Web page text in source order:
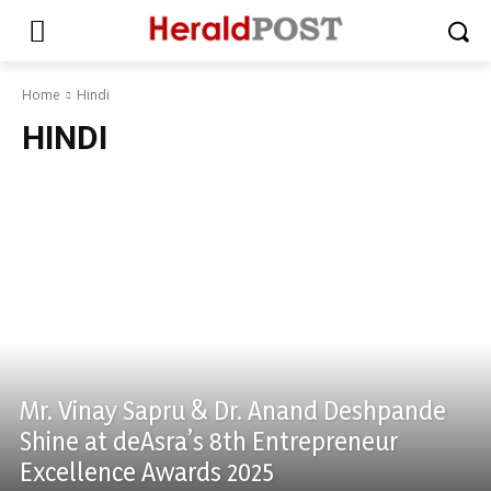
Home Hindi
HINDI
Mr. Vinay Sapru & Dr. Anand Deshpande
Shine at deAsra’s 8th Entrepreneur
Excellence Awards 2025